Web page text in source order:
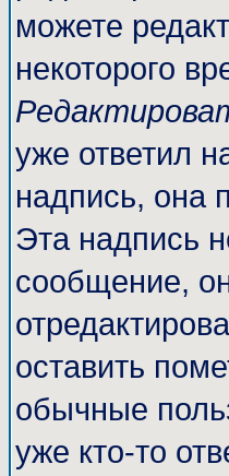
можете
некоторого
уже ответил
надпись, она
Эта надпись
сообщение,
оставить
обычные
уже кто-то